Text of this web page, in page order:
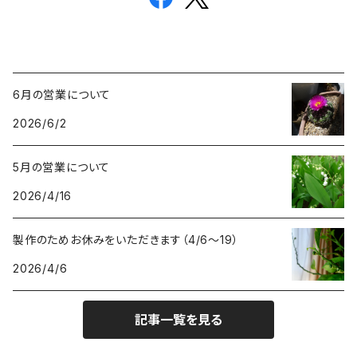
6月の営業について
2026/6/2
5月の営業について
2026/4/16
製作のためお休みをいただきます（4/6〜19）
2026/4/6
記事一覧を見る